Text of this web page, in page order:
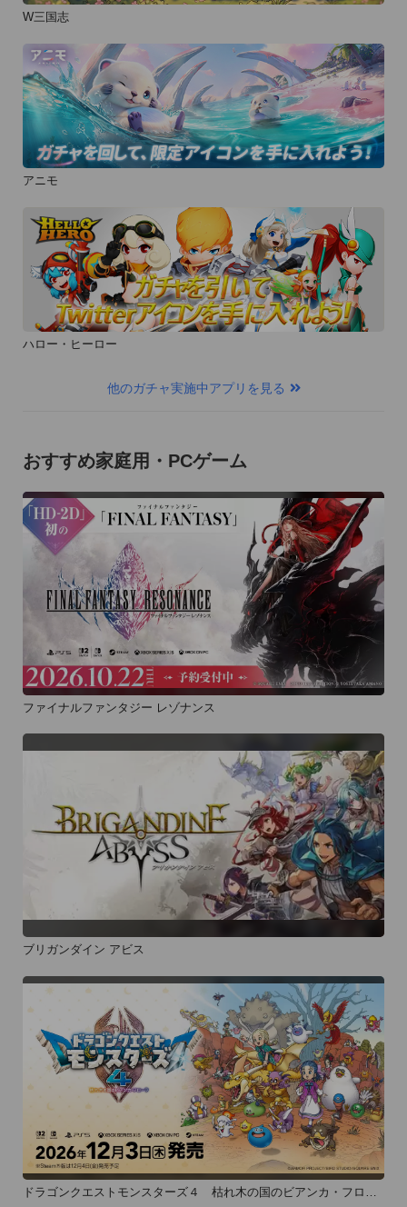
W三国志
アニモ
ハロー・ヒーロー
他のガチャ実施中アプリを見る
おすすめ家庭用・PCゲーム
ファイナルファンタジー レゾナンス
ブリガンダイン アビス
ドラゴンクエストモンスターズ４ 枯れ木の国のビアンカ・フロー